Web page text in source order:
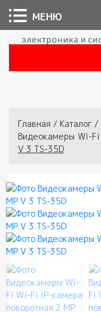
Вы здесь
Главная / Каталог /
Видеокамеры Wi-Fi
V 3 TS-35D
МЕНЮ